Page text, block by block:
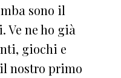
sono il
Ve ne ho già
giochi e
nostro primo